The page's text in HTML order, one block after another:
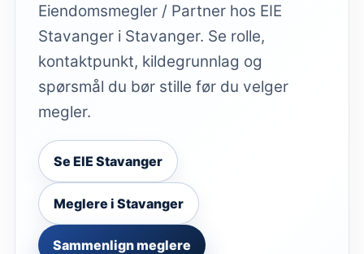
Eiendomsmegler / Partner hos EIE
Stavanger i Stavanger. Se rolle,
kontaktpunkt, kildegrunnlag og
spørsmål du bør stille før du velger
megler.
Se EIE Stavanger
Meglere i Stavanger
Sammenlign meglere